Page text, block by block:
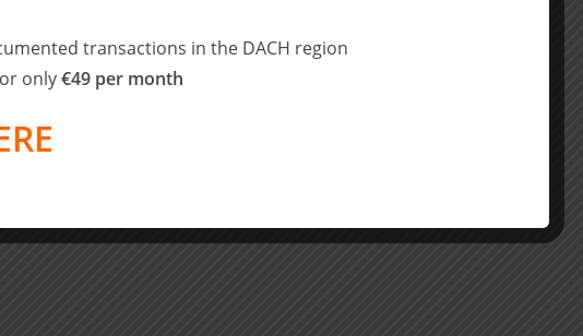
transactions in the DACH region
only€49 per month